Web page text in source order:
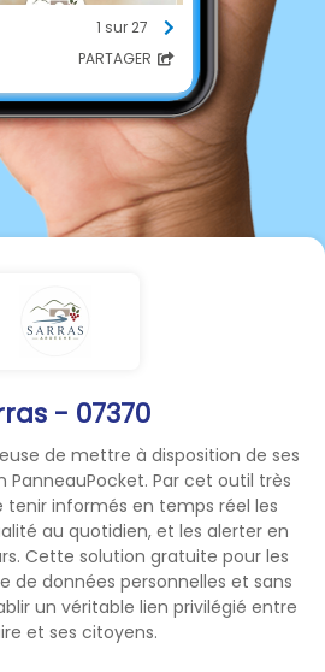
- 07370
de mettre à disposition de ses
PanneauPocket. Par cet outil très
tenir informés en temps réel les
au quotidien, et les alerter en
Cette solution gratuite pour les
de données personnelles et sans
un véritable lien privilégié entre
et ses citoyens.
1 sur 27
PARTAGER